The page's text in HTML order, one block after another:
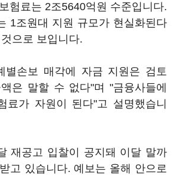
험료는 2조5640억원 수준입니다.
1조원대 지원 규모가 현실화된다
으로 보입니다.
별손보 매각에 자금 지원은 검토
은 말할 수 없다"며 "금융사들에
료가 자원이 된다"고 설명했습니
재공고 입찰이 공지돼 이달 말까
고 있습니다. 예보는 올해 안으로